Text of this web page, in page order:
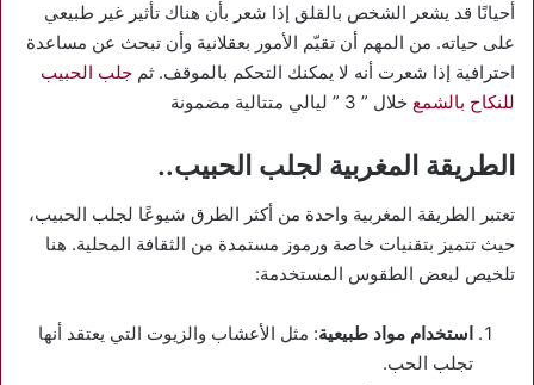
أحيانًا قد يشعر الشخص بالقلق إذا شعر بأن هناك تأثير غير طبيعي
على حياته. من المهم أن تقيّم الأمور بعقلانية وأن تبحث عن مساعدة
احترافية إذا شعرت أنه لا يمكنك التحكم بالموقف. ثم جلب الحبيب
للنكاح بالشمع خلال ” 3 ” ليالي متتالية مضمونة
الطريقة المغربية لجلب الحبيب..
تعتبر الطريقة المغربية واحدة من أكثر الطرق شيوعًا لجلب الحبيب،
حيث تتميز بتقنيات خاصة ورموز مستمدة من الثقافة المحلية. هنا
تلخيص لبعض الطقوس المستخدمة:
استخدام مواد طبيعية: مثل الأعشاب والزيوت التي يعتقد أنها
تجلب الحب.